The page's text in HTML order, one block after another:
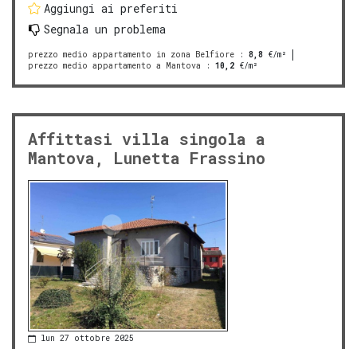
Aggiungi ai preferiti
Segnala un problema
prezzo medio appartamento in zona Belfiore : 8,8 €/m²
prezzo medio appartamento a Mantova : 10,2 €/m²
Affittasi villa singola a
Mantova, Lunetta Frassino
lun 27 ottobre 2025